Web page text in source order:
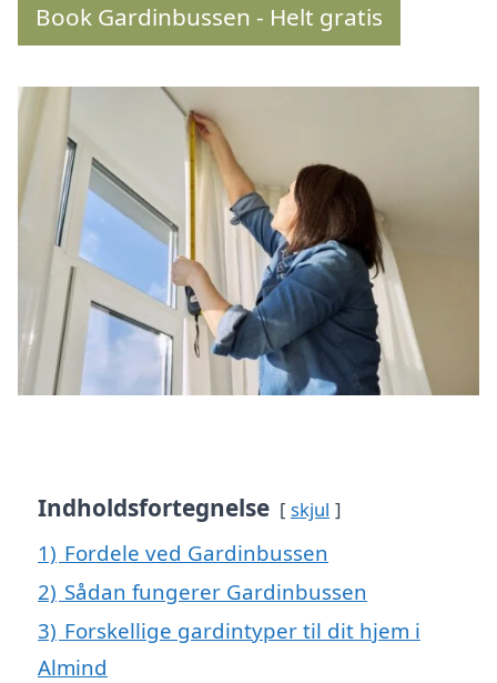
Book Gardinbussen - Helt gratis
Indholdsfortegnelse skjul
1) Fordele ved Gardinbussen
2) Sådan fungerer Gardinbussen
3) Forskellige gardintyper til dit hjem i
Almind